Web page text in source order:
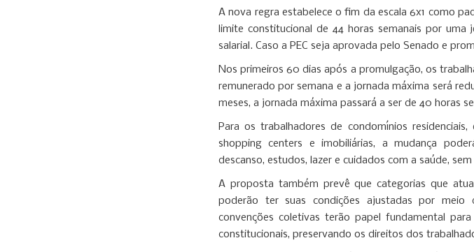
A nova regra estabelece o fim da escala 6x1 como
limite constitucional de 44 horas semanais por
salarial. Caso a PEC seja aprovada pelo Senado e
Nos primeiros 60 dias após a promulgação, os
remunerado por semana e a jornada máxima será
meses, a jornada máxima passará a ser de 40 horas
Para os trabalhadores de condomínios
shopping centers e imobiliárias, a mudança
descanso, estudos, lazer e cuidados com a saúde,
A proposta também prevê que categorias que
poderão ter suas condições ajustadas por meio
convenções coletivas terão papel fundamental
constitucionais, preservando os direitos dos